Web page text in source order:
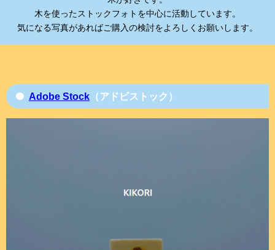
木を使ったストックフォトを中心に活動しています。
気になる写真があればご購入の検討をよろしくお願いします。
Adobe Stock（アドビストック）